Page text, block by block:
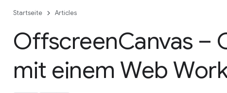
Startseite Articles
OffscreenCanvas –
mit einem Web